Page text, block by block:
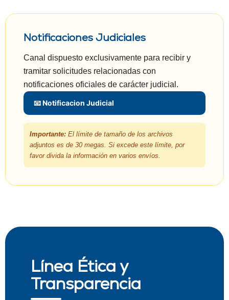
Notificaciones Judiciales
Canal dispuesto exclusivamente para recibir y
tramitar solicitudes relacionadas con
notificaciones oficiales de carácter judicial.
📧 Notificacion Judicial
Importante: El límite de tamaño de los archivos
adjuntos es de 30 megas. Si excede este límite, por
favor divida la información en varios envíos.
Línea Ética y
Transparencia